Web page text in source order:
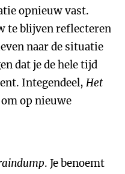
opnieuw vast.
te blijven reflecteren
naar de situatie
dat je de hele tijd
Integendeel, Het
op nieuwe
. Je benoemt